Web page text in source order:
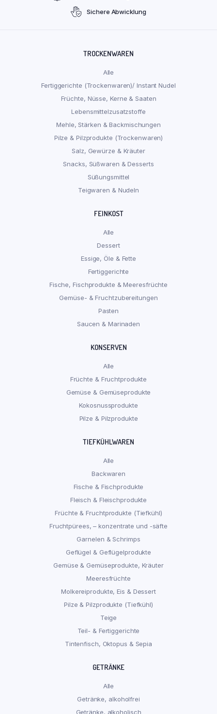
Sichere Abwicklung
TROCKENWAREN
Alle
Fertiggerichte (Trockenwaren)/ Instant Nudel
Früchte, Nüsse, Kerne & Saaten
Lebensmittelzusatzstoffe
Mehle, Stärken & Backmischungen
Pilze & Pilzprodukte (Trockenwaren)
Salz, Gewürze & Kräuter
Snacks, Süßwaren & Desserts
Süßungsmittel
Teigwaren & Nudeln
FEINKOST
Alle
Dessert
Essige, Öle & Fette
Fertiggerichte
Fische, Fischprodukte & Meeresfrüchte
Gemüse- & Fruchtzubereitungen
Pasten
Saucen & Marinaden
KONSERVEN
Alle
Früchte & Fruchtprodukte
Gemüse & Gemüseprodukte
Kokosnussprodukte
Pilze & Pilzprodukte
TIEFKÜHLWAREN
Alle
Backwaren
Fische & Fischprodukte
Fleisch & Fleischprodukte
Früchte & Fruchtprodukte (Tiefkühl)
Fruchtpürees, – konzentrate und -säfte
Garnelen & Schrimps
Geflügel & Geflügelprodukte
Gemüse & Gemüseprodukte, Kräuter
Meeresfrüchte
Molkereiprodukte, Eis & Dessert
Pilze & Pilzprodukte (Tiefkühl)
Teige
Teil- & Fertiggerichte
Tintenfisch, Oktopus & Sepia
GETRÄNKE
Alle
Getränke, alkoholfrei
Getränke, alkoholisch